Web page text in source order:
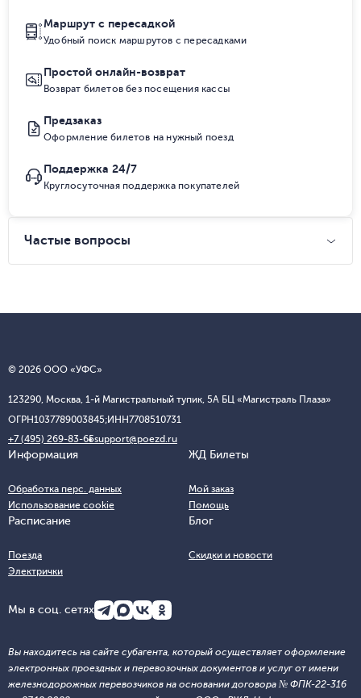
Маршрут с пересадкой
Удобный поиск маршрутов с пересадками
Простой онлайн-возврат
Возврат билетов без посещения кассы
Предзаказ
Оформление билетов на нужный поезд
Поддержка 24/7
Круглосуточная поддержка покупателей
Частые вопросы
© 2026 ООО «УФС»
123290, Москва, 1-й Магистральный тупик, 5А БЦ «Магистраль Плаза»
ОГРН1037789003845;ИНН7708510731
+7 (495) 269-83-65support@poezd.ru
Информация
Обработка перс. данных
Использование cookie
ЖД Билеты
Мой заказ
Помощь
Расписание
Поезда
Электрички
Блог
Скидки и новости
Мы в соц. сетях
Вы находитесь на сайте субагента, который осуществляет оформление
электронных проездных и перевозочных документов и услуг от имени
железнодорожных перевозчиков на основании договора № ФПК-22-316